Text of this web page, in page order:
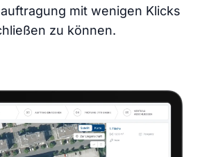
mit wenigen Klicks
zu können.